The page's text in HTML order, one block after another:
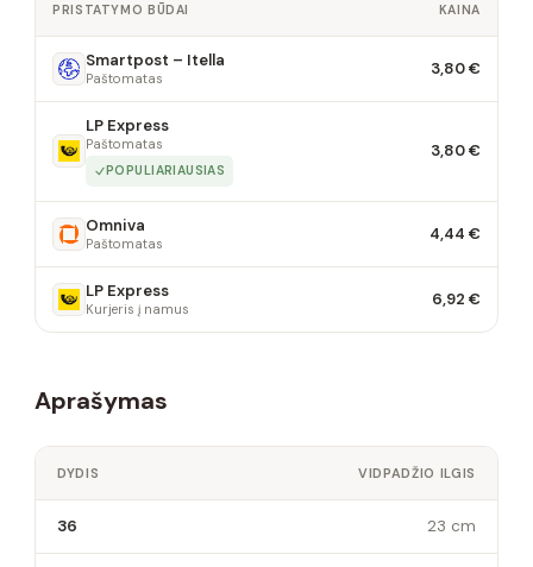
PRISTATYMO BŪDAI KAINA
Smartpost – Itella
Paštomatas 3,80 €
LP Express
Paštomatas
POPULIARIAUSIAS
3,80 €
Omniva
Paštomatas 4,44 €
LP Express
Kurjeris į namus 6,92 €
Aprašymas
DYDIS VIDPADŽIO ILGIS
36 23 cm